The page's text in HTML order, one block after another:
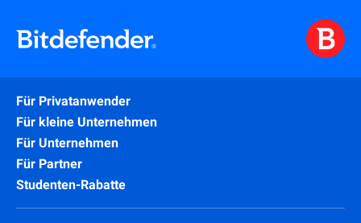
Für Privatanwender
Für kleine Unternehmen
Für Unternehmen
Für Partner
Studenten-Rabatte